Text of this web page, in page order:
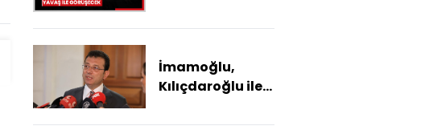
İmamoğlu,
Kılıçdaroğlu ile
anlattı!